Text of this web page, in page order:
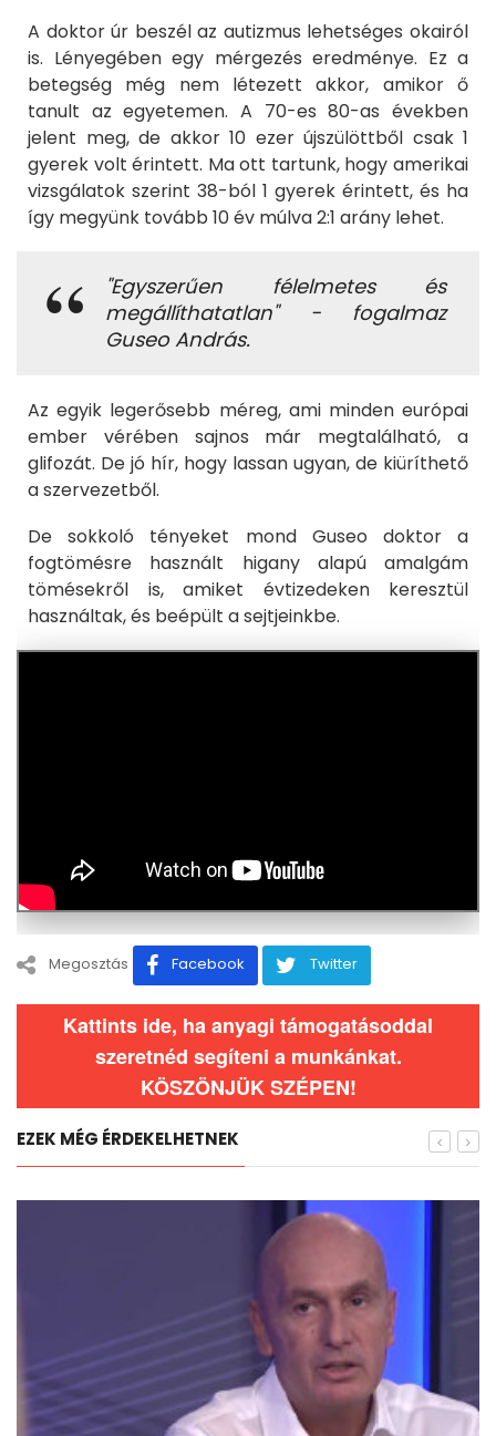
A doktor úr beszél az autizmus lehetséges okairól
is. Lényegében egy mérgezés eredménye. Ez a
betegség még nem létezett akkor, amikor ő
tanult az egyetemen. A 70-es 80-as években
jelent meg, de akkor 10 ezer újszülöttből csak 1
gyerek volt érintett. Ma ott tartunk, hogy amerikai
vizsgálatok szerint 38-ból 1 gyerek érintett, és ha
így megyünk tovább 10 év múlva 2:1 arány lehet.
"Egyszerűen félelmetes és
megállíthatatlan" - fogalmaz
Guseo András.
Az egyik legerősebb méreg, ami minden európai
ember vérében sajnos már megtalálható, a
glifozát. De jó hír, hogy lassan ugyan, de kiüríthető
a szervezetből.
De sokkoló tényeket mond Guseo doktor a
fogtömésre használt higany alapú amalgám
tömésekről is, amiket évtizedeken keresztül
használtak, és beépült a sejtjeinkbe.
Megosztás Facebook Twitter
Kattints ide, ha anyagi támogatásoddal
szeretnéd segíteni a munkánkat.
KÖSZÖNJÜK SZÉPEN!
EZEK MÉG ÉRDEKELHETNEK